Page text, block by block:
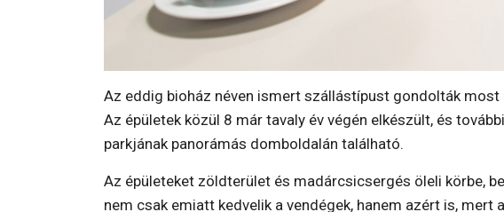
Az eddig bioház néven ismert szállástípust gondolták
Az épületek közül 8 már tavaly év végén elkészült, és
parkjának panorámás domboldalán található.
Az épületeket zöldterület és madárcsicsergés öleli körbe,
nem csak emiatt kedvelik a vendégek, hanem azért is,